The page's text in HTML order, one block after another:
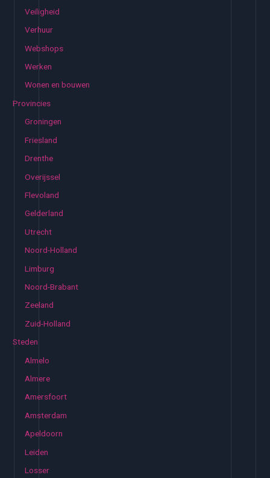
Veiligheid
Verhuur
Webshops
Werken
Wonen en bouwen
Provincies
Groningen
Friesland
Drenthe
Overijssel
Flevoland
Gelderland
Utrecht
Noord-Holland
Limburg
Noord-Brabant
Zeeland
Zuid-Holland
Steden
Almelo
Almere
Amersfoort
Amsterdam
Apeldoorn
Leiden
Losser